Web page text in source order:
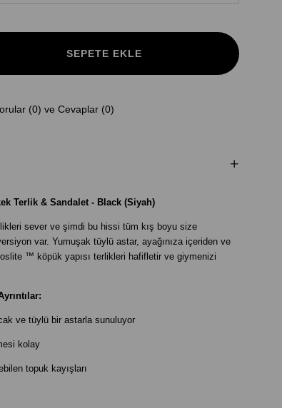
(0) ve Cevaplar (0)
Terlik & Sandalet - Black (Siyah)
sever ve şimdi bu hissi tüm kış boyu size
var. Yumuşak tüylü astar, ayağınıza içeriden ve
™ köpük yapısı terlikleri hafifletir ve giymenizi
ve tüylü bir astarla sunuluyor
kolay
topuk kayışları